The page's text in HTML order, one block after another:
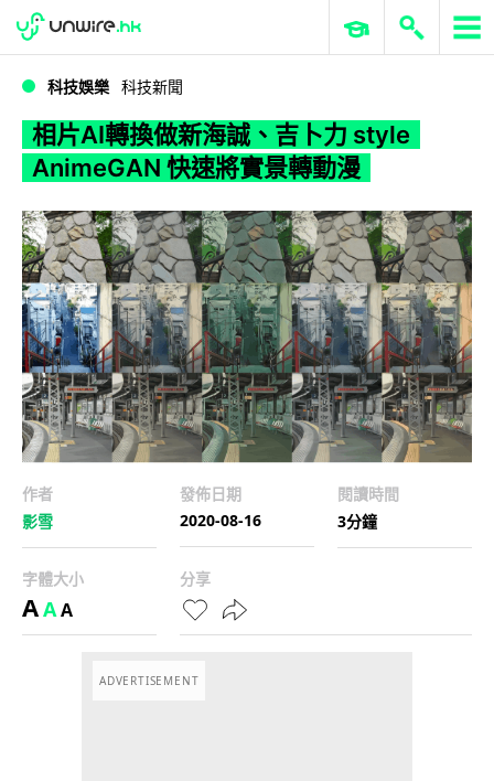
WWDC 2026 ERP 與商業 AI
科技娛樂 科技新聞
相片AI轉換做新海誠、吉卜力 style
AnimeGAN 快速將實景轉動漫
作者
影雪
發佈日期
2020-08-16
閱讀時間
3分鐘
字體大小
AAA
分享
ADVERTISEMENT